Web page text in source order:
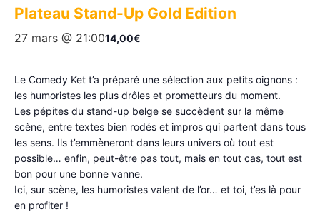
Plateau Stand-Up Gold Edition
27 mars @ 21:0014,00€
Le Comedy Ket t’a préparé une sélection aux petits oignons :
les humoristes les plus drôles et prometteurs du moment.
Les pépites du stand-up belge se succèdent sur la même
scène, entre textes bien rodés et impros qui partent dans tous
les sens. Ils t’emmèneront dans leurs univers où tout est
possible… enfin, peut-être pas tout, mais en tout cas, tout est
bon pour une bonne vanne.
Ici, sur scène, les humoristes valent de l’or… et toi, t’es là pour
en profiter !